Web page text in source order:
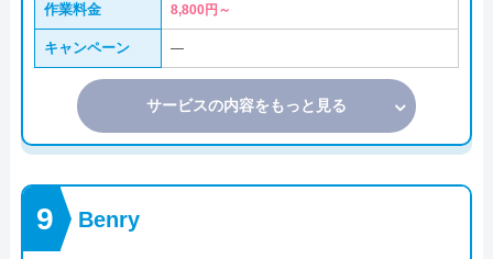
作業料金 8,800円～
キャンペーン ―
サービスの内容をもっと見る
Benry